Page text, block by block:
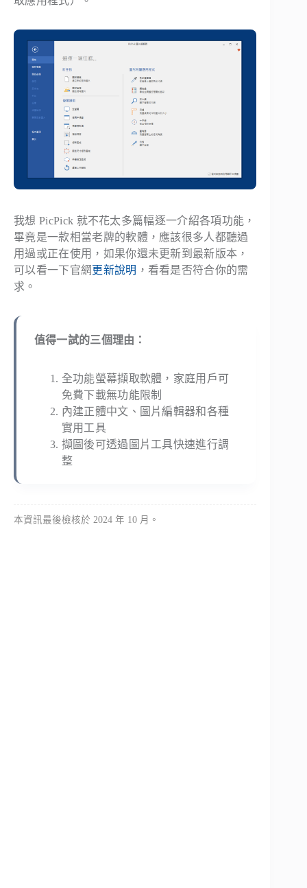
我想 PicPick 就不花太多篇幅逐一介紹各項功能，
畢竟是一款相當老牌的軟體，應該很多人都聽過
用過或正在使用，如果你還未更新到最新版本，
可以看一下官網 更新說明 ，看看是否符合你的需
求。
值得一試的三個理由：
全功能螢幕擷取軟體，家庭用戶可
免費下載無功能限制
內建正體中文、圖片編輯器和各種
實用工具
擷圖後可透過圖片工具快速進行調
整
本資訊最後檢核於 2024 年 10 月。